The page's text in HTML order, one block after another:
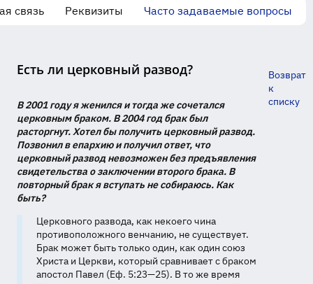
связь Реквизиты Часто задаваемые вопросы
Есть ли церковный развод?
В 2001 году я женился и тогда же сочетался
церковным браком. В 2004 год брак был
расторгнут. Хотел бы получить церковный развод.
Позвонил в епархию и получил ответ, что
церковный развод невозможен без предъявления
свидетельства о заключении второго брака. В
повторный брак я вступать не собираюсь. Как
быть?
Церковного развода, как некоего чина
противоположного венчанию, не существует.
Брак может быть только один, как один союз
Христа и Церкви, который сравнивает с браком
апостол Павел (Еф. 5:23—25). В то же время
Возврат
к
списку